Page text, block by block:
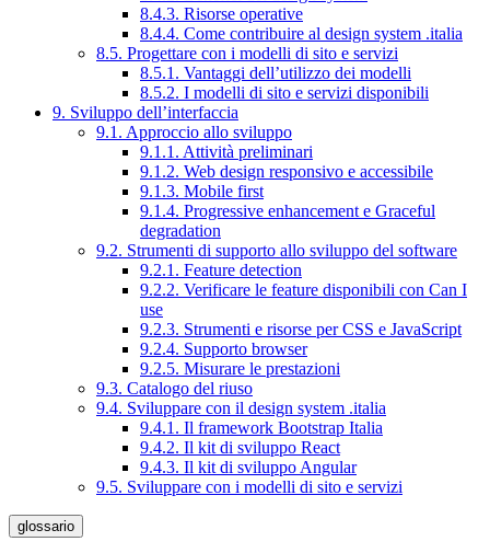
8.4.3. Risorse operative
8.4.4. Come contribuire al design system .italia
8.5. Progettare con i modelli di sito e servizi
8.5.1. Vantaggi dell’utilizzo dei modelli
8.5.2. I modelli di sito e servizi disponibili
9. Sviluppo dell’interfaccia
9.1. Approccio allo sviluppo
9.1.1. Attività preliminari
9.1.2. Web design responsivo e accessibile
9.1.3. Mobile first
9.1.4. Progressive enhancement e Graceful
degradation
9.2. Strumenti di supporto allo sviluppo del software
9.2.1. Feature detection
9.2.2. Verificare le feature disponibili con Can I
use
9.2.3. Strumenti e risorse per CSS e JavaScript
9.2.4. Supporto browser
9.2.5. Misurare le prestazioni
9.3. Catalogo del riuso
9.4. Sviluppare con il design system .italia
9.4.1. Il framework Bootstrap Italia
9.4.2. Il kit di sviluppo React
9.4.3. Il kit di sviluppo Angular
9.5. Sviluppare con i modelli di sito e servizi
glossario